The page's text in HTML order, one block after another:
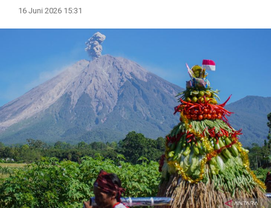
16 Juni 2026 15:31